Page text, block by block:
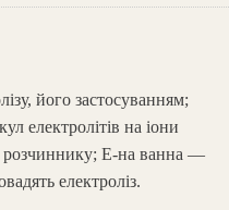
його застосуванням;
електролітів на іони
розчиннику; Е-на ванна —
електроліз.